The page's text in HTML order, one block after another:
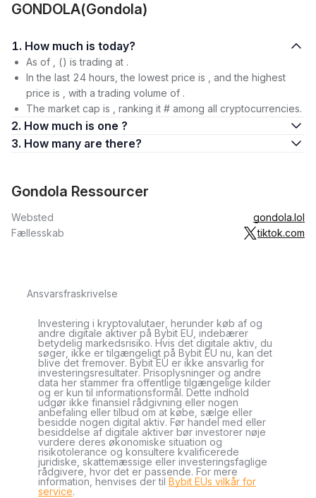
GONDOLA(Gondola)
1. How much is today?
As of , () is trading at .
In the last 24 hours, the lowest price is , and the highest
price is , with a trading volume of .
The market cap is , ranking it # among all cryptocurrencies.
2. How much is one ?
3. How many are there?
Gondola Ressourcer
Websted
gondola.lol
Fællesskab
tiktok.com
Ansvarsfraskrivelse
Investering i kryptovalutaer, herunder køb af og
andre digitale aktiver på Bybit EU, indebærer
betydelig markedsrisiko. Hvis det digitale aktiv, du
søger, ikke er tilgængeligt på Bybit EU nu, kan det
blive det fremover. Bybit EU er ikke ansvarlig for
investeringsresultater. Prisoplysninger og andre
data her stammer fra offentlige tilgængelige kilder
og er kun til informationsformål. Dette indhold
udgør ikke finansiel rådgivning eller nogen
anbefaling eller tilbud om at købe, sælge eller
besidde nogen digital aktiv. Før handel med eller
besiddelse af digitale aktiver bør investorer nøje
vurdere deres økonomiske situation og
risikotolerance og konsultere kvalificerede
juridiske, skattemæssige eller investeringsfaglige
rådgivere, hvor det er passende. For mere
information, henvises der til Bybit EUs vilkår for
service.